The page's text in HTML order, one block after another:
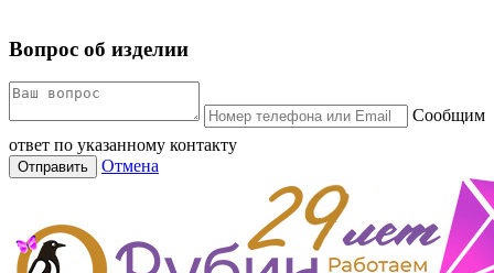
Вопрос об изделии
Сообщим
ответ по указанному контакту
Отправить Отмена